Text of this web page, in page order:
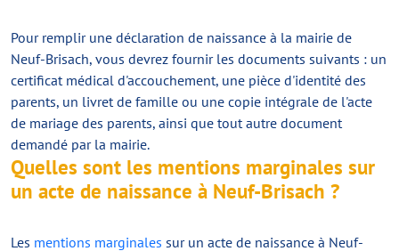
Pour remplir une déclaration de naissance à la mairie de
Neuf-Brisach, vous devrez fournir les documents suivants : un
certificat médical d'accouchement, une pièce d'identité des
parents, un livret de famille ou une copie intégrale de l'acte
de mariage des parents, ainsi que tout autre document
demandé par la mairie.
Quelles sont les mentions marginales sur
un acte de naissance à Neuf-Brisach ?
Les mentions marginales sur un acte de naissance à Neuf-